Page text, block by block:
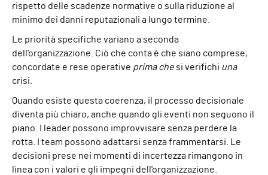
rispetto delle scadenze normative o sulla riduzione al
minimo dei danni reputazionali a lungo termine.
Le priorità specifiche variano a seconda
dell'organizzazione. Ciò che conta è che siano comprese,
concordate e rese operative prima che si verifichi una
crisi.
Quando esiste questa coerenza, il processo decisionale
diventa più chiaro, anche quando gli eventi non seguono il
piano. I leader possono improvvisare senza perdere la
rotta. I team possono adattarsi senza frammentarsi. Le
decisioni prese nei momenti di incertezza rimangono in
linea con i valori e gli impegni dell'organizzazione.